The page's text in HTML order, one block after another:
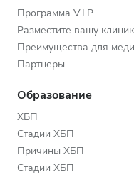
Программа V.I.P.
Разместите вашу
Преимущества для
Партнеры
Образование
ХБП
Стадии ХБП
Причины ХБП
Стадии ХБП